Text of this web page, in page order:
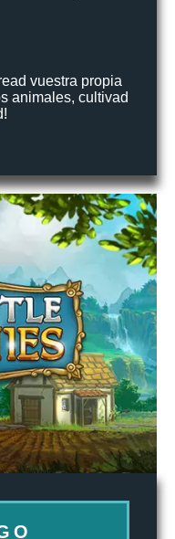
vuestra propia
animales, cultivad